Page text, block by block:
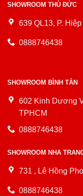
SHOWROOM THỦ ĐỨC
639 QL13, P.
0888746438
SHOWROOM BÌNH TÂN
602 Kinh Dương
TPHCM
0888746438
SHOWROOM NHA
731 , Lê Hồng
0888746438